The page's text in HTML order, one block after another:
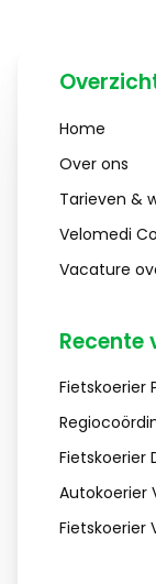
Home
Over ons
Tarieven &
Velomedi
Vacature
Recente
Fietskoerier
Fietskoerier
Autokoerier
Fietskoerier